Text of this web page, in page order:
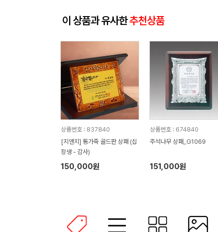
이 상품과 유사한추천상품
상품번호 : 837840
[지앤지] 통가죽 골드판 상패 (십
장생 - 감사)
150,000원
상품번호 : 674840
주석나무 상패_G1069
151,000원